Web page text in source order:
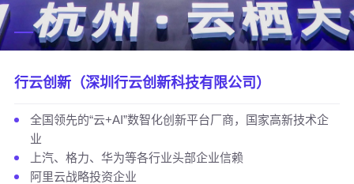
行云创新（深圳行云创新科技有限公司）
全国领先的“云+AI”数智化创新平台厂商，国家高新技术企
业
上汽、格力、华为等各行业头部企业信赖
阿里云战略投资企业